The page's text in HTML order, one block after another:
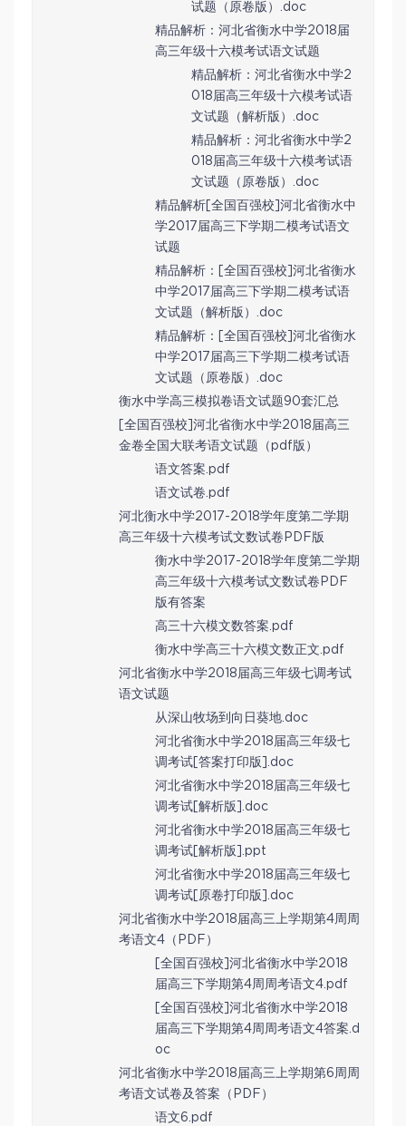
试题（原卷版）.doc
精品解析：河北省衡水中学2018届
高三年级十六模考试语文试题
精品解析：河北省衡水中学2
018届高三年级十六模考试语
文试题（解析版）.doc
精品解析：河北省衡水中学2
018届高三年级十六模考试语
文试题（原卷版）.doc
精品解析[全国百强校]河北省衡水中
学2017届高三下学期二模考试语文
试题
精品解析：[全国百强校]河北省衡水
中学2017届高三下学期二模考试语
文试题（解析版）.doc
精品解析：[全国百强校]河北省衡水
中学2017届高三下学期二模考试语
文试题（原卷版）.doc
衡水中学高三模拟卷语文试题90套汇总
[全国百强校]河北省衡水中学2018届高三
金卷全国大联考语文试题（pdf版）
语文答案.pdf
语文试卷.pdf
河北衡水中学2017-2018学年度第二学期
高三年级十六模考试文数试卷PDF版
衡水中学2017-2018学年度第二学期
高三年级十六模考试文数试卷PDF
版有答案
高三十六模文数答案.pdf
衡水中学高三十六模文数正文.pdf
河北省衡水中学2018届高三年级七调考试
语文试题
从深山牧场到向日葵地.doc
河北省衡水中学2018届高三年级七
调考试[答案打印版].doc
河北省衡水中学2018届高三年级七
调考试[解析版].doc
河北省衡水中学2018届高三年级七
调考试[解析版].ppt
河北省衡水中学2018届高三年级七
调考试[原卷打印版].doc
河北省衡水中学2018届高三上学期第4周周
考语文4（PDF）
[全国百强校]河北省衡水中学2018
届高三下学期第4周周考语文4.pdf
[全国百强校]河北省衡水中学2018
届高三下学期第4周周考语文4答案.d
oc
河北省衡水中学2018届高三上学期第6周周
考语文试卷及答案（PDF）
语文6.pdf